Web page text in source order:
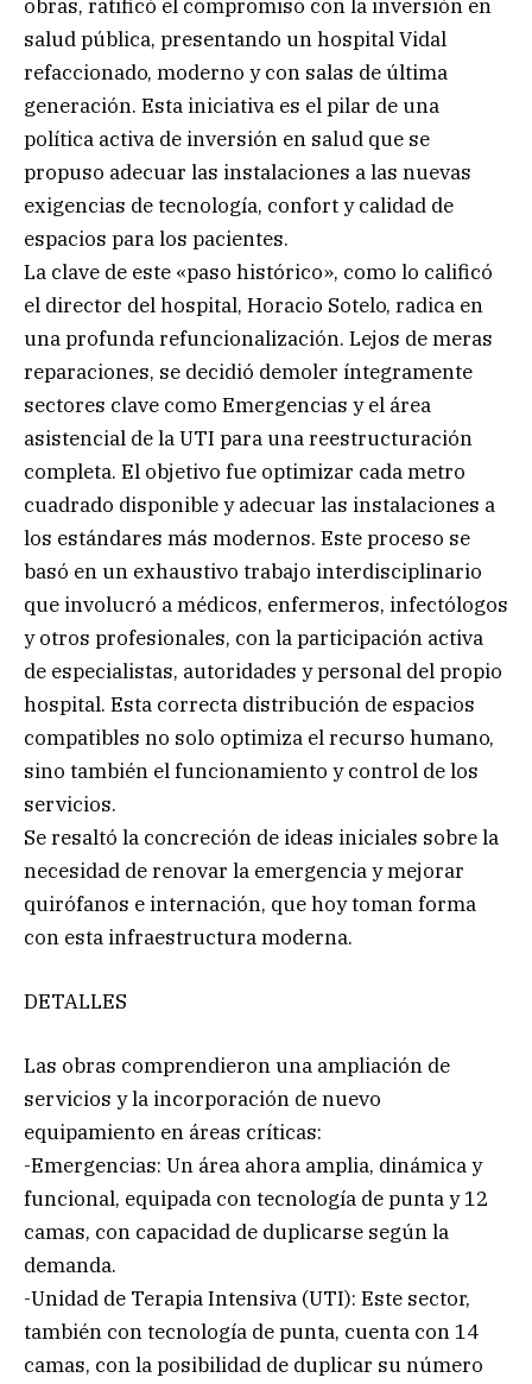
obras, ratificó el compromiso con la inversión en
salud pública, presentando un hospital Vidal
refaccionado, moderno y con salas de última
generación. Esta iniciativa es el pilar de una
política activa de inversión en salud que se
propuso adecuar las instalaciones a las nuevas
exigencias de tecnología, confort y calidad de
espacios para los pacientes.
La clave de este «paso histórico», como lo calificó
el director del hospital, Horacio Sotelo, radica en
una profunda refuncionalización. Lejos de meras
reparaciones, se decidió demoler íntegramente
sectores clave como Emergencias y el área
asistencial de la UTI para una reestructuración
completa. El objetivo fue optimizar cada metro
cuadrado disponible y adecuar las instalaciones a
los estándares más modernos. Este proceso se
basó en un exhaustivo trabajo interdisciplinario
que involucró a médicos, enfermeros, infectólogos
y otros profesionales, con la participación activa
de especialistas, autoridades y personal del propio
hospital. Esta correcta distribución de espacios
compatibles no solo optimiza el recurso humano,
sino también el funcionamiento y control de los
servicios.
Se resaltó la concreción de ideas iniciales sobre la
necesidad de renovar la emergencia y mejorar
quirófanos e internación, que hoy toman forma
con esta infraestructura moderna.
DETALLES
Las obras comprendieron una ampliación de
servicios y la incorporación de nuevo
equipamiento en áreas críticas:
-Emergencias: Un área ahora amplia, dinámica y
funcional, equipada con tecnología de punta y 12
camas, con capacidad de duplicarse según la
demanda.
-Unidad de Terapia Intensiva (UTI): Este sector,
también con tecnología de punta, cuenta con 14
camas, con la posibilidad de duplicar su número